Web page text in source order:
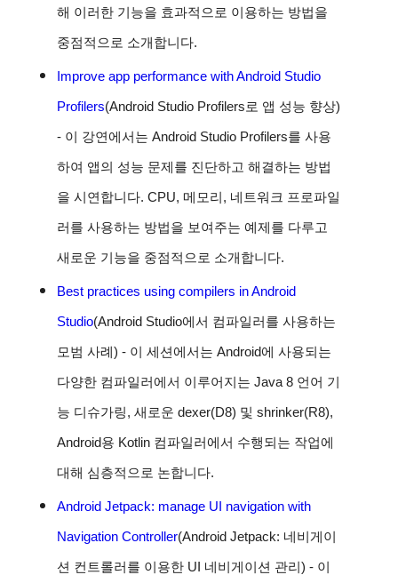
해 이러한 기능을 효과적으로 이용하는 방법을
중점적으로 소개합니다.
Improve app performance with Android Studio
Profilers(Android Studio Profilers로 앱 성능 향상)
- 이 강연에서는 Android Studio Profilers를 사용
하여 앱의 성능 문제를 진단하고 해결하는 방법
을 시연합니다. CPU, 메모리, 네트워크 프로파일
러를 사용하는 방법을 보여주는 예제를 다루고
새로운 기능을 중점적으로 소개합니다.
Best practices using compilers in Android
Studio(Android Studio에서 컴파일러를 사용하는
모범 사례) - 이 세션에서는 Android에 사용되는
다양한 컴파일러에서 이루어지는 Java 8 언어 기
능 디슈가링, 새로운 dexer(D8) 및 shrinker(R8),
Android용 Kotlin 컴파일러에서 수행되는 작업에
대해 심층적으로 논합니다.
Android Jetpack: manage UI navigation with
Navigation Controller(Android Jetpack: 네비게이
션 컨트롤러를 이용한 UI 네비게이션 관리) - 이